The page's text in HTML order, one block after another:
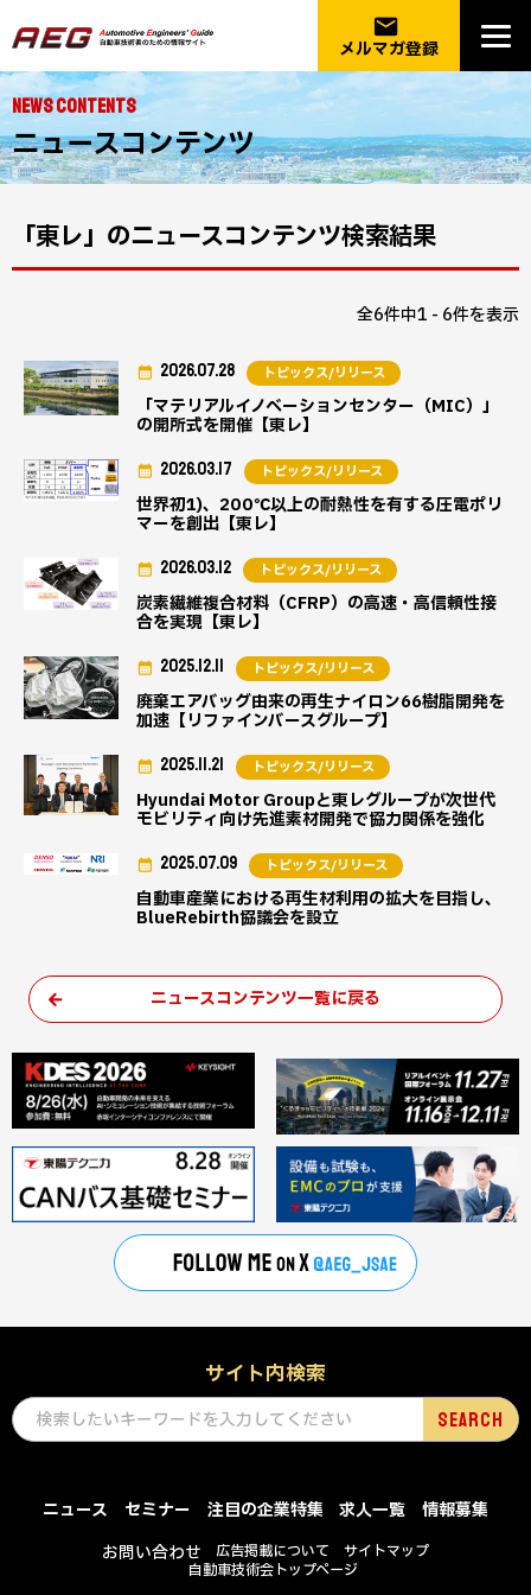
email
メルマガ登録
NEWS CONTENTS
ニュースコンテンツ
「東レ」のニュースコンテンツ検索結果
全6件中1 - 6件を表示
「マテリアルイノベーションセンター（MIC）」
の開所式を開催【東レ】
2026.07.28 トピックス/リリース
世界初1)、200℃以上の耐熱性を有する圧電ポリ
マーを創出【東レ】
2026.03.17 トピックス/リリース
炭素繊維複合材料（CFRP）の高速・高信頼性接
合を実現【東レ】
2026.03.12 トピックス/リリース
廃棄エアバッグ由来の再生ナイロン66樹脂開発を
加速【リファインバースグループ】
2025.12.11 トピックス/リリース
Hyundai Motor Groupと東レグループが次世代
モビリティ向け先進素材開発で協力関係を強化
2025.11.21 トピックス/リリース
自動車産業における再生材利用の拡大を目指し、
BlueRebirth協議会を設立
2025.07.09 トピックス/リリース
ニュースコンテンツ一覧に戻る
サイト内検索
ニュース セミナー 注目の企業特集 求人一覧
情報募集
お問い合わせ
広告掲載について
サイトマップ
自動車技術会トップページ